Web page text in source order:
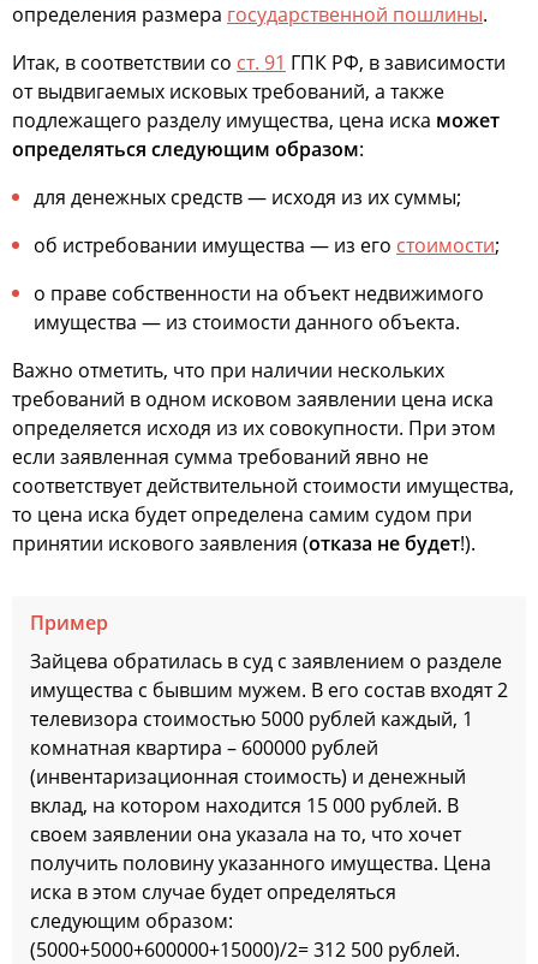
определения размера государственной пошлины.
Итак, в соответствии со ст. 91 ГПК РФ, в зависимости
от выдвигаемых исковых требований, а также
подлежащего разделу имущества, цена иска может
определяться следующим образом:
для денежных средств — исходя из их суммы;
об истребовании имущества — из его стоимости;
о праве собственности на объект недвижимого
имущества — из стоимости данного объекта.
Важно отметить, что при наличии нескольких
требований в одном исковом заявлении цена иска
определяется исходя из их совокупности. При этом
если заявленная сумма требований явно не
соответствует действительной стоимости имущества,
то цена иска будет определена самим судом при
принятии искового заявления (отказа не будет!).
Пример
Зайцева обратилась в суд с заявлением о разделе
имущества с бывшим мужем. В его состав входят 2
телевизора стоимостью 5000 рублей каждый, 1
комнатная квартира – 600000 рублей
(инвентаризационная стоимость) и денежный
вклад, на котором находится 15 000 рублей. В
своем заявлении она указала на то, что хочет
получить половину указанного имущества. Цена
иска в этом случае будет определяться
следующим образом:
(5000+5000+600000+15000)/2= 312 500 рублей.